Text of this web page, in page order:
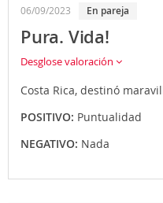
06/09/2023 En pareja
Pura. Vida!
Desglose valoración
Costa Rica, destinó
POSITIVO: Puntualidad
NEGATIVO: Nada